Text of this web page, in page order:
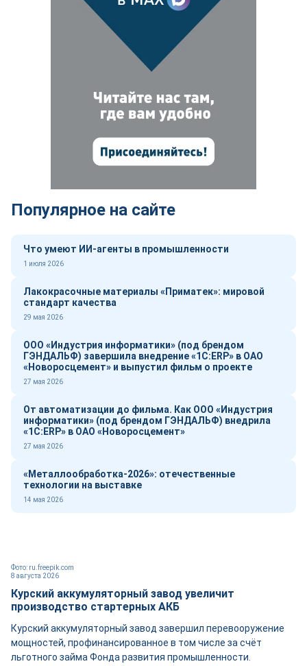
Популярное на сайте
Что умеют ИИ-агенты в промышленности
1 июля 2026
Лакокрасочные материалы «Приматек»: мировой
стандарт качества
29 мая 2026
ООО «Индустрия информатики» (под брендом
ГЭНДАЛЬФ) завершила внедрение «1С:ERP» в ОАО
«Новоросцемент» и выпустил фильм о проекте
27 мая 2026
От автоматизации до фильма. Как ООО «Индустрия
информатики» (под брендом ГЭНДАЛЬФ) внедрила
«1С:ERP» в ОАО «Новоросцемент»
27 мая 2026
«Металлообработка-2026»: отечественные
технологии на выставке
14 мая 2026
8 августа 2026
Фото: ru.freepik.com
Курский аккумуляторный завод увеличит
производство стартерных АКБ
Курский аккумуляторный завод завершил перевооружение
мощностей, профинансированное в том числе за счёт
льготного займа Фонда развития промышленности.